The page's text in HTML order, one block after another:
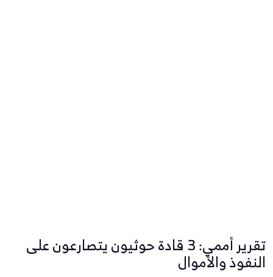
تقرير أممي: 3 قادة حوثيون يتصارعون على
النفوذ والأموال